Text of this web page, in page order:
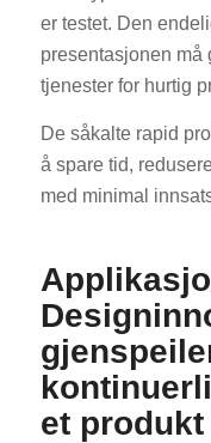
er testet. Den
presentasjonen må
tjenester for hurtig
De såkalte rapid
å spare tid,
med minimal
et